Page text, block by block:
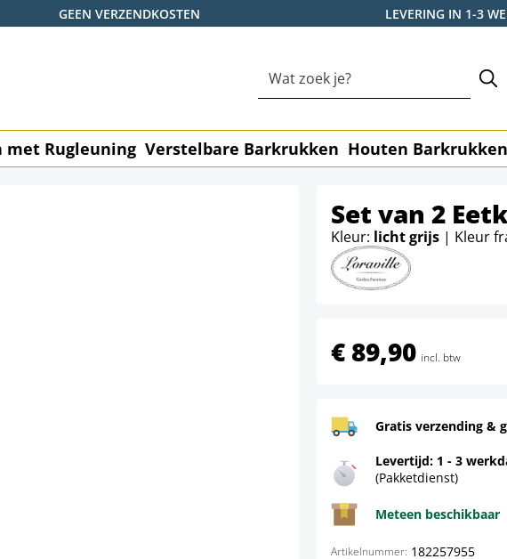
GEEN VERZENDKOSTEN LEVERING IN 1-3
met Rugleuning Verstelbare Barkrukken Houten Barkrukken
Set van 2
Kleur: licht grijs | Kleur
€ 89,90 incl. btw
Gratis verzending &
Levertijd: 1 - 3
(Pakketdienst)
Meteen beschikbaar
Artikelnummer: 182257955